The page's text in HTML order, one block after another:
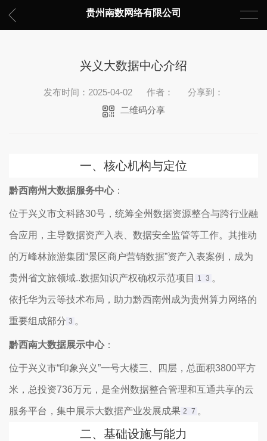
贵州南数网络有限公司
兴义大数据中心介绍
发布时间：2025-04-02 作者：
分享到：
二维码分享
一、‌ 核心机构与定位
黔西南州大数据服务中心‌：
位于兴义市文科路30号，统筹全州数据资源整合与跨行业融
合应用，主导数据资产入表、数据安全监管等工作。其推动
的万峰林旅游集团“景区商户营销数据”资产入表案例，成为
贵州省文旅领域..数据知识产权确权示范项目‌ 1 3 。
依托华为云等技术布局，助力黔西南州成为贵州算力网络的
重要组成部分‌ 3 。
黔西南大数据展示中心‌：
位于兴义市“印象兴义”一号大楼三、四层，总面积3800平方
米，总投资736万元，是全州数据整合管理和互通共享的云
服务平台，集中展示大数据产业发展成果‌ 2 7 。
二、‌ 基础设施与能力